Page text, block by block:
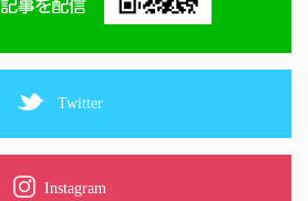
Twitter
Instagram